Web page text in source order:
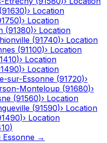
(91630)› Location
)› Location
(91380)› Location
(91740)› Location
(91100)› Location
)› Location
)› Location
sur-Essonne (91720)›
Monteloup (91680)›
(91560)› Location
(91590)› Location
)› Location
)
Essonne →